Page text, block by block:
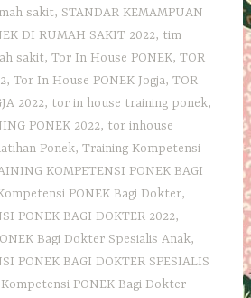
sakit, STANDAR KEMAMPUAN
DI RUMAH SAKIT 2022, tim
sakit,Tor In House PONEK,TOR
,Tor In House PONEK Jogja,TOR
2022, tor in house training ponek,
PONEK 2022, tor inhouse
Ponek,Training Kompetensi
KOMPETENSI PONEK BAGI
PONEK Bagi Dokter,
PONEK BAGI DOKTER 2022,
Bagi Dokter Spesialis Anak,
PONEK BAGI DOKTER SPESIALIS
PONEK Bagi Dokter